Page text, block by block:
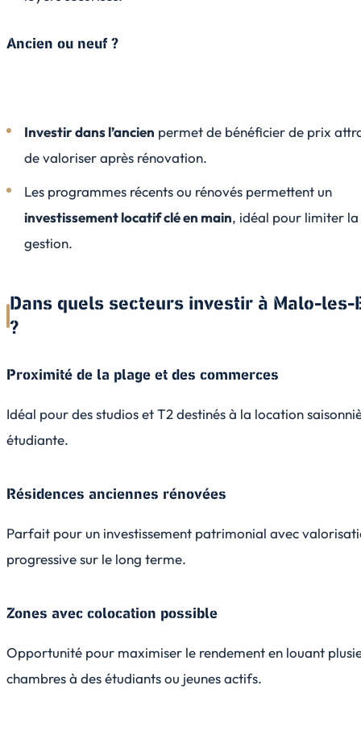
Ancien ou neuf ?
Investir dans l’ancien permet de bénéficier de prix
de valoriser après rénovation.
Les programmes récents ou rénovés permettent un
investissement locatif clé en main, idéal pour limiter la
gestion.
Dans quels secteurs investir à Malo-les-
?
Proximité de la plage et des commerces
Idéal pour des studios et T2 destinés à la location
étudiante.
Résidences anciennes rénovées
Parfait pour un investissement patrimonial avec
progressive sur le long terme.
Zones avec colocation possible
Opportunité pour maximiser le rendement en louant
chambres à des étudiants ou jeunes actifs.